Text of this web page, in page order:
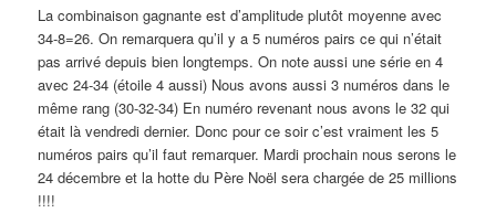
La combinaison gagnante est d’amplitude plutôt moyenne avec
34-8=26. On remarquera qu’il y a 5 numéros pairs ce qui n’était
pas arrivé depuis bien longtemps. On note aussi une série en 4
avec 24-34 (étoile 4 aussi) Nous avons aussi 3 numéros dans le
même rang (30-32-34) En numéro revenant nous avons le 32 qui
était là vendredi dernier. Donc pour ce soir c’est vraiment les 5
numéros pairs qu’il faut remarquer. Mardi prochain nous serons le
24 décembre et la hotte du Père Noël sera chargée de 25 millions
!!!!